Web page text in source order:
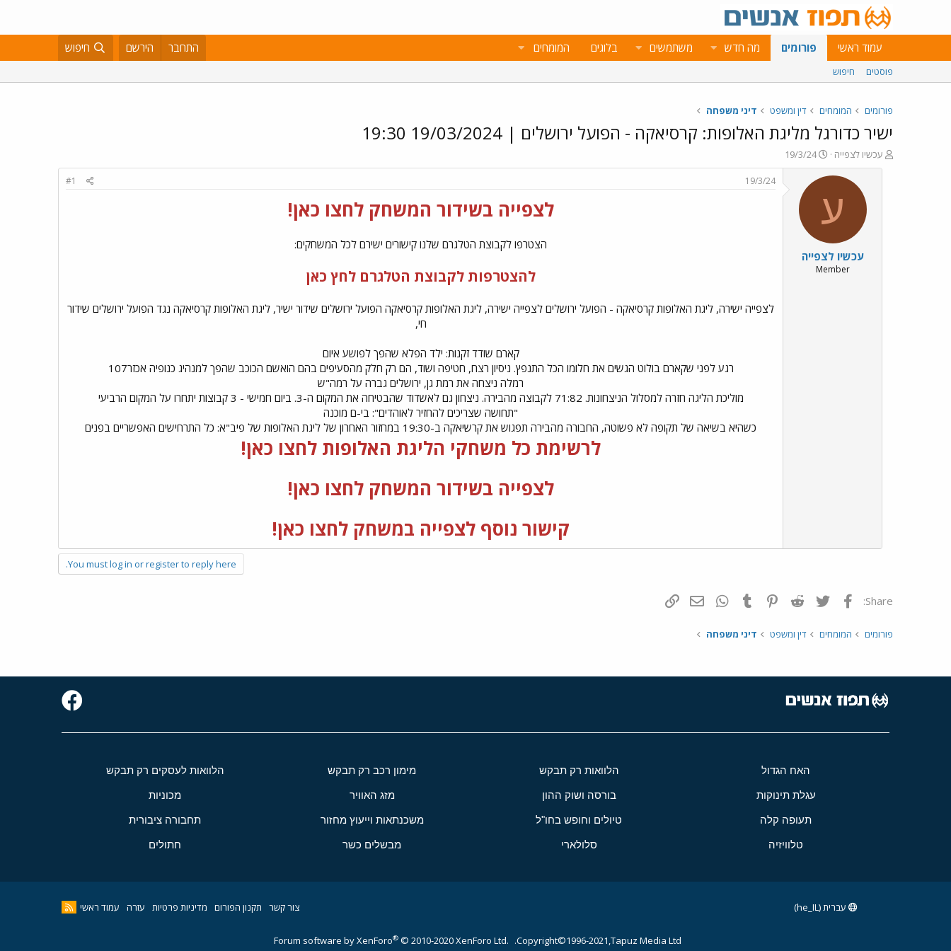
עמוד ראשי פורומים מה חדש משתמשים בלוגים המומחים התחבר הירשם חיפוש
פוסטים חיפוש
פורומים המומחים דין ומשפט דיני משפחה
ישיר כדורגל מליגת האלופות: קרסיאקה - הפועל ירושלים | 19/03/2024 19:30
פ
ו
עכשיו לצפייה
פ
ו
ר
א
ר
י
19/3/24
ע
עכשיו לצפייה
Member
19/3/24
#1
לצפייה בשידור המשחק לחצו כאן!
הצטרפו לקבוצת הטלגרם שלנו קישורים ישירם לכל המשחקים:
להצטרפות לקבוצת הטלגרם לחץ כאן
לצפייה ישירה, ליגת האלופות קרסיאקה - הפועל ירושלים לצפייה ישירה, ליגת האלופות קרסיאקה הפועל ירושלים שידור ישיר, ליגת האלופות קרסיאקה נגד הפועל ירושלים שידור
חי,
קארם שודד זקנות: ילד הפלא שהפך לפושע איום
רגע לפני שקארם בולוט הגשים את חלומו הכל התנפץ. ניסיון רצח, חטיפה ושוד, הם רק חלק מהסעיפים בהם הואשם הכוכב שהפך למנהיג כנופיה אכזר107
רמלה ניצחה את רמת גן, ירושלים גברה על רמה"ש
מוליכת הליגה חזרה למסלול הניצחונות. 71:82 לקבוצה מהבירה. ניצחון גם לאשדוד שהבטיחה את המקום ה-3. ביום חמישי - 3 קבוצות יתחרו על המקום הרביעי
"תחושה שצריכים להחזיר לאוהדים": בי-ם מוכנה
כשהיא בשיאה של תקופה לא פשוטה, החבורה מהבירה תפגוש את קרשיאקה ב-19:30 במחזור האחרון של ליגת האלופות של פיב"א: כל התרחישים האפשריים בפנים
לרשימת כל משחקי הליגת האלופות לחצו כאן!
לצפייה בשידור המשחק לחצו כאן!
קישור נוסף לצפייה במשחק לחצו כאן!
You must log in or register to reply here.
Share: פייסבוק Twitter
Reddit
Pinterest
Tumblr
WhatsAppדואר אלקטרוני
פורומים המומחים דין ומשפט דיני משפחה
האח הגדול הלוואות רק תבקש מימון רכב רק תבקש הלוואות לעסקים רק תבקש
עגלת תינוקות בורסה ושוק ההון מזג האוויר מכוניות
תעופה קלה טיולים וחופש בחו"ל משכנתאות וייעוץ מחזור תחבורה ציבורית
טלוויזיה סלולארי מבשלים כשר חתולים
צור קשר תקנון הפורום מדיניות פרטיות עזרה עמוד ראשי עברית (he_IL)
Copyright©1996-2021,Tapuz Media Ltd.
Forum software by XenForo® © 2010-2020 XenForo Ltd.